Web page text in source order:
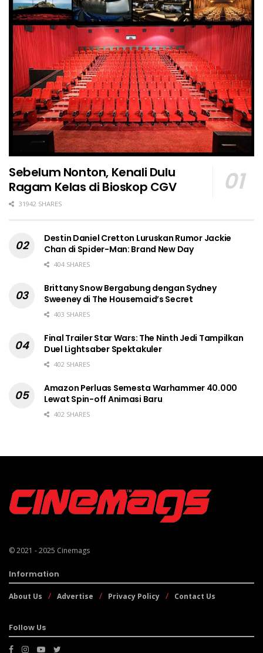
Sebelum Nonton, Kenali Dulu
Ragam Kelas di Bioskop CGV
31942 SHARES
Destin Daniel Cretton Luruskan Rumor Jackie
Chan di Spider-Man: Brand New Day
404 SHARES
Brittany Snow Bergabung dengan Sydney
Sweeney di The Housemaid’s Secret
403 SHARES
Final Trailer Star Wars: The Ninth Jedi Tampilkan
Duel Lightsaber Spektakuler
402 SHARES
Amazon Perluas Semesta Warhammer 40.000
Lewat Spin-off Animasi Baru
402 SHARES
© 2021 - 2025 Cinemags
Information
About Us Advertise Privacy Policy Contact Us
Follow Us